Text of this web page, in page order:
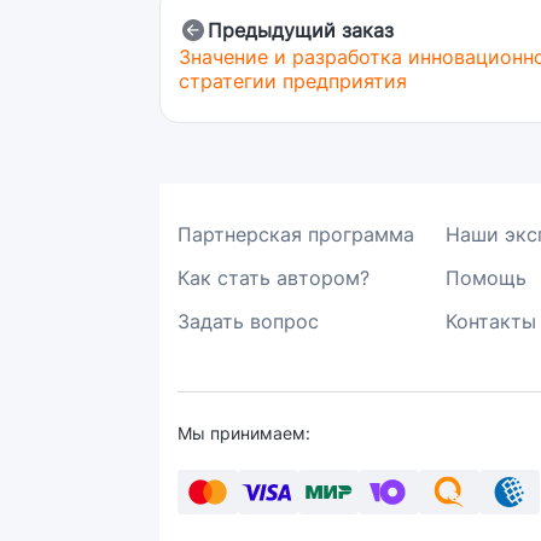
Предыдущий заказ
Значение и разработка
стратегии предприятия
Партнерская программа
Наши
Как стать автором?
Помощь
Задать вопрос
Контакты
Мы принимаем: